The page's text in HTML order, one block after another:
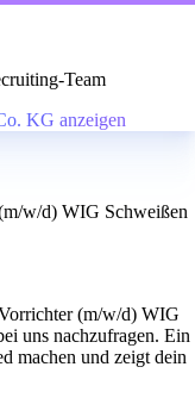
Team
KG anzeigen
w/d) WIG Schweißen
(m/w/d) WIG
uns nachzufragen. Ein
machen und zeigt dein